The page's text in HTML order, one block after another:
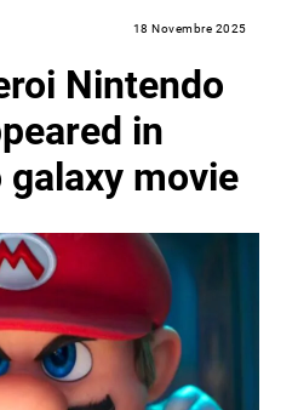
18 Novembre 2025
Nintendo
in
movie